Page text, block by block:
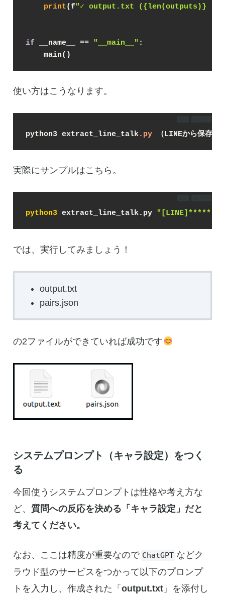
print(f"✓ output.txt ({len(outputs)} 自分
if __name__ == "__main__" :
    main()
使い方はこうなります。
python3 extract_line_talk.py （LINEから保存し
実際にサンプルはこちら。
python3 extract_line_talk.py "[LINE]*****と
では、実行してみましょう！
output.txt
pairs.json
の2ファイルができていれば成功です
システムプロンプト（キャラ設定）をつく
る
今回使うシステムプロンプトは性格や考え方な
ど、質問への反応を決める「キャラ設定」だと
考えてください。
なお、ここは精度が重要なので ChatGPT などク
ラウド型のサービスをつかって以下のプロンプ
トを入力し、作成された「output.txt 」を添付し